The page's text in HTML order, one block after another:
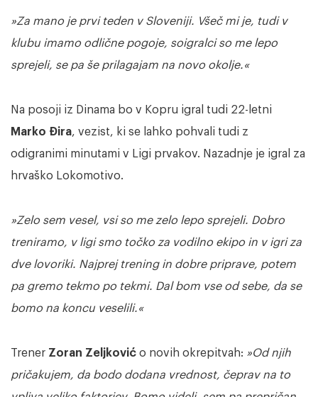
»Za mano je prvi teden v Sloveniji. Všeč mi je, tudi v
klubu imamo odlične pogoje, soigralci so me lepo
sprejeli, se pa še prilagajam na novo okolje.«
Na posoji iz Dinama bo v Kopru igral tudi 22-letni
Marko Đira, vezist, ki se lahko pohvali tudi z
odigranimi minutami v Ligi prvakov. Nazadnje je igral za
hrvaško Lokomotivo.
»Zelo sem vesel, vsi so me zelo lepo sprejeli. Dobro
treniramo, v ligi smo točko za vodilno ekipo in v igri za
dve lovoriki. Najprej trening in dobre priprave, potem
pa gremo tekmo po tekmi. Dal bom vse od sebe, da se
bomo na koncu veselili.«
Trener Zoran Zeljković o novih okrepitvah: »Od njih
pričakujem, da bodo dodana vrednost, čeprav na to